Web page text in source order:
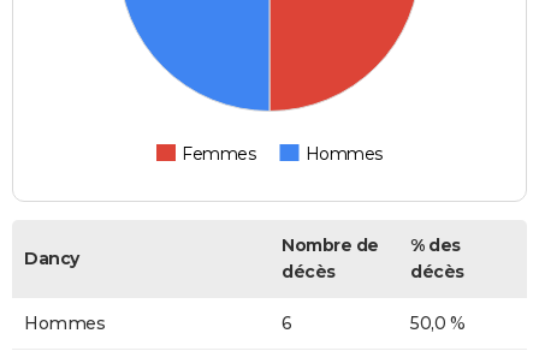
Femmes Hommes
Dancy
Nombre de
décès
% des
décès
Hommes 6 50,0 %